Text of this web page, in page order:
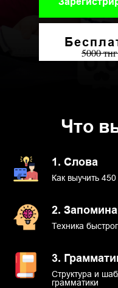
5000
Что
1. Слова
Как выучить
2.
Техника
3.
Структура и
грамматики